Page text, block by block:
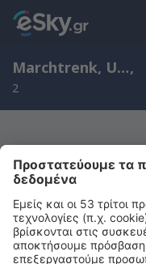
Marchtrenk, Upper Austria, Αυστρία,
2
Μας
αποτελέσματα